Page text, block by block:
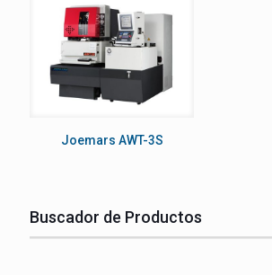
Joemars AWT-3S
Buscador de Productos